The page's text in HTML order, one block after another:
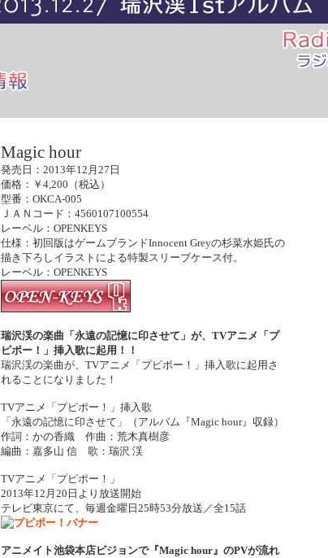
Magic hour
発売日：2013年12月27日
価格：￥4,200（税込）
型番：OKCA-005
ＪＡＮコード：4560107100554
レーベル：OPENKEYS
仕様：初回版はゲームブランドInnocent Greyの杉菜水姫氏の
描き下ろしイラストによる特製スリーブケース付。
レーベル：OPENKEYS
瑞沢渓の楽曲「永遠の記憶に印させて」が、TVアニメ「プ
ピポー！」挿入歌に起用！！
瑞沢渓の楽曲が、TVアニメ「プピポー！」挿入歌に起用さ
れることになりました！
TVアニメ「プピポー！」挿入歌
「永遠の記憶に印させて」（アルバム『Magic hour』収録）
作詞：かの香織 作曲：荒木真樹彦
編曲：嘉多山 信 歌：瑞沢 渓
TVアニメ「プピポー！」
2013年12月20日より放送開始
テレビ東京にて、毎週金曜日25時53分放送／全15話
アニメイト池袋本店ビジョンで『Magic hour』のPVが流れ